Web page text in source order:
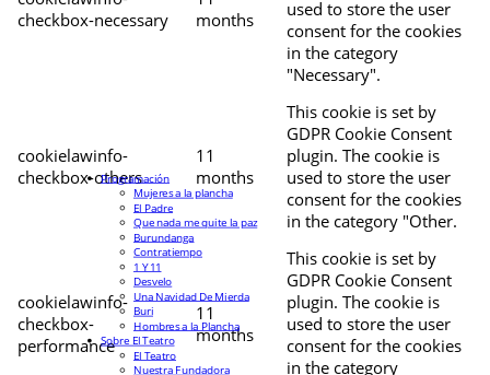
checkbox-necessary
months
used to store the user
consent for the cookies
in the category
"Necessary".
cookielawinfo-
checkbox-others
11
months
This cookie is set by
GDPR Cookie Consent
plugin. The cookie is
used to store the user
consent for the cookies
in the category "Other.
cookielawinfo-
checkbox-
performance
11
months
This cookie is set by
GDPR Cookie Consent
plugin. The cookie is
used to store the user
consent for the cookies
in the category
Programación
Mujeres a la plancha
El Padre
Que nada me quite la paz
Burundanga
Contratiempo
1 Y 11
Desvelo
Una Navidad De Mierda
Buri
Hombres a la Plancha
Sobre El Teatro
El Teatro
Nuestra Fundadora